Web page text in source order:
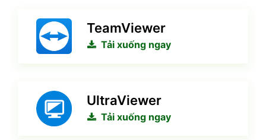
TeamViewer
Tải xuống ngay
UltraViewer
Tải xuống ngay